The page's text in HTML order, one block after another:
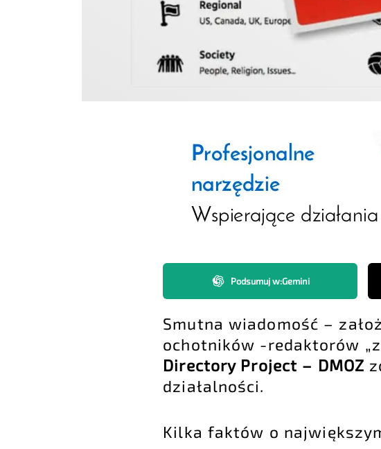
Podsumuj w:Gemini
Smutna wiadomość –
ochotników -redaktorów
Directory Project – DMOZ
działalności.
Kilka faktów o